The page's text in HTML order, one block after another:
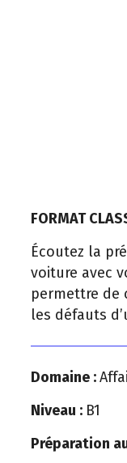
FORMAT
Écoutez la
voiture avec
permettre de
les défauts
Domaine :
Niveau : B1
Préparation